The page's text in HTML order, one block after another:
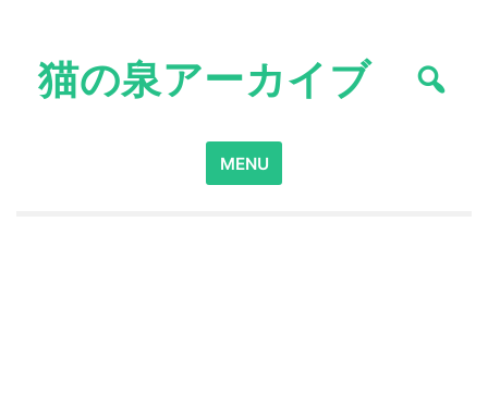
content猫の泉アーカイブ
Search
for:
MENU